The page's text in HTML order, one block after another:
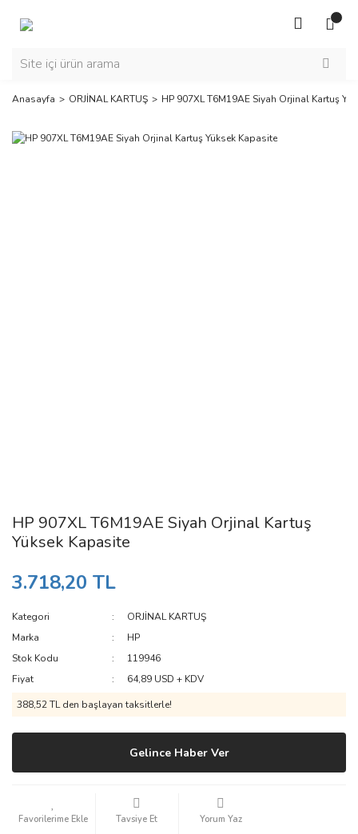
Anasayfa ORJİNAL KARTUŞ HP 907XL T6M19AE Siyah Orjinal Kartuş
HP 907XL T6M19AE Siyah Orjinal Kartuş
Yüksek Kapasite
3.718,20 TL
Kategori
ORJİNAL KARTUŞ
Marka
HP
Stok Kodu
119946
Fiyat
64,89 USD + KDV
388,52 TL den başlayan taksitlerle!
Gelince Haber Ver
Tavsiye Et Yorum Yaz